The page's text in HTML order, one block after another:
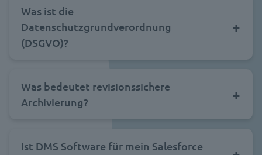
Was ist die
Datenschutzgrundverordnung
(DSGVO)?
Was bedeutet revisionssichere
Archivierung?
Ist DMS Software für mein Salesforce